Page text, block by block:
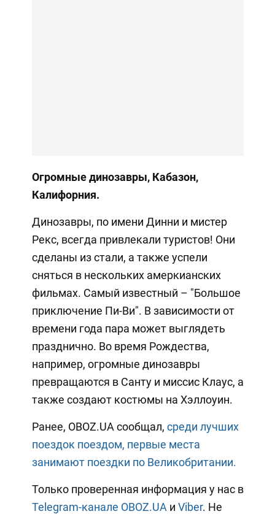
Огромные динозавры, Кабазон,
Калифорния.
Динозавры, по имени Динни и мистер
Рекс, всегда привлекали туристов! Они
сделаны из стали, а также успели
сняться в нескольких амеркианских
фильмах. Самый известный – "Большое
приключение Пи-Ви". В зависимости от
времени года пара может выглядеть
празднично. Во время Рождества,
например, огромные динозавры
превращаются в Санту и миссис Клаус, а
также создают костюмы на Хэллоуин.
Ранее, OBOZ.UA сообщал, среди лучших
поездок поездом, первые места
занимают поездки по Великобритании.
Только проверенная информация у нас в
Telegram-канале OBOZ.UA и Viber. Не